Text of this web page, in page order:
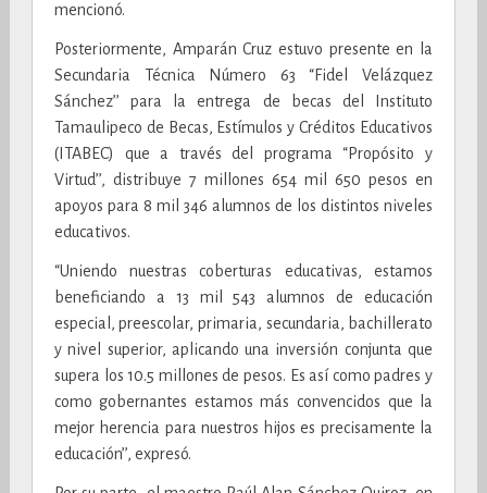
mencionó.
Posteriormente, Amparán Cruz estuvo presente en la
Secundaria Técnica Número 63 “Fidel Velázquez
Sánchez’’ para la entrega de becas del Instituto
Tamaulipeco de Becas, Estímulos y Créditos Educativos
(ITABEC) que a través del programa “Propósito y
Virtud’’, distribuye 7 millones 654 mil 650 pesos en
apoyos para 8 mil 346 alumnos de los distintos niveles
educativos.
“Uniendo nuestras coberturas educativas, estamos
beneficiando a 13 mil 543 alumnos de educación
especial, preescolar, primaria, secundaria, bachillerato
y nivel superior, aplicando una inversión conjunta que
supera los 10.5 millones de pesos. Es así como padres y
como gobernantes estamos más convencidos que la
mejor herencia para nuestros hijos es precisamente la
educación’’, expresó.